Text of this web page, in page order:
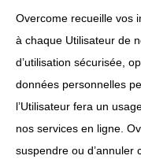
Overcome recueille vos
à chaque Utilisateur de
d’utilisation sécurisée,
données personnelles
l’Utilisateur fera un
nos services en ligne.
suspendre ou d’annuler